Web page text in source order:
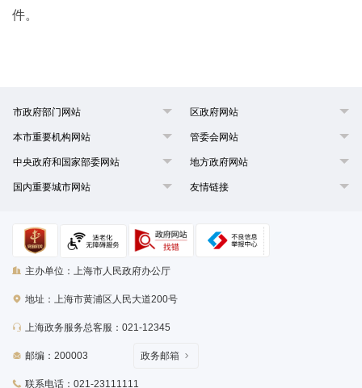
件。
市政府部门网站 区政府网站
本市重要机构网站 管委会网站
中央政府和国家部委网站 地方政府网站
国内重要城市网站 友情链接
主办单位：上海市人民政府办公厅
地址：上海市黄浦区人民大道200号
上海政务服务总客服：021-12345
邮编：200003
联系电话：021-23111111
政务邮箱